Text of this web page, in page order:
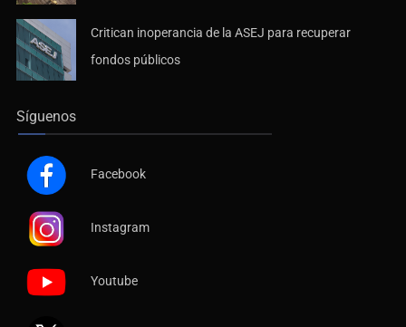
Critican inoperancia de la ASEJ para recuperar
fondos públicos
Síguenos
Facebook
Instagram
Youtube